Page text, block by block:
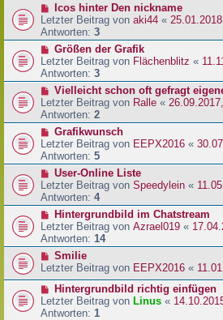
Icos hinter Den nickname
Letzter Beitrag von aki44 «
Antworten: 3
Größen der Grafik
Letzter Beitrag von Flächenblitz «
Antworten: 3
Vielleicht schon oft gefragt
Letzter Beitrag von Ralle «
Antworten: 2
Grafikwunsch
Letzter Beitrag von EEPX2016 «
Antworten: 5
User-Online Liste
Letzter Beitrag von Speedylein «
Antworten: 4
Hintergrundbild im Chatstream
Letzter Beitrag von Azrael019 «
Antworten: 14
Smilie
Letzter Beitrag von EEPX2016 «
Hintergrundbild richtig einfügen
Letzter Beitrag von Linus «
Antworten: 1